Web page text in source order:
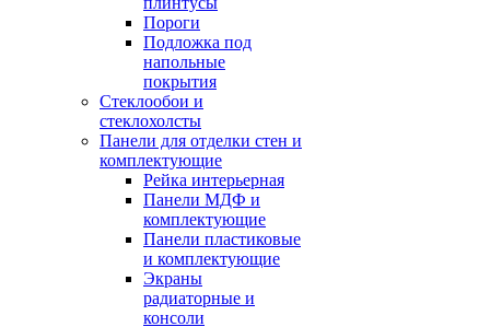
Пороги
Подложка под
напольные
покрытия
Стеклообои и
стеклохолсты
Панели для отделки стен и
комплектующие
Рейка интерьерная
Панели МДФ и
комплектующие
Панели пластиковые
и комплектующие
Экраны
радиаторные и
консоли